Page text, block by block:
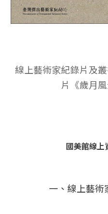
線上藝術家紀錄片及
片《歲月風
國美館線上
一、線上藝術